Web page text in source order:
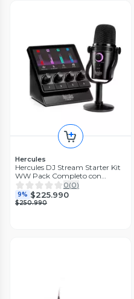
Hercules
Hercules DJ Stream Starter Kit
WW Pack Completo con
Controlador y Micr fono
0(0)
9% $225.990
$250.990